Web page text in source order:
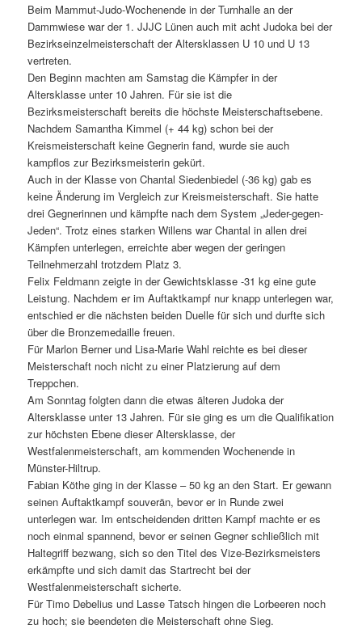
Beim Mammut-Judo-Wochenende in der Turnhalle an der
Dammwiese war der 1. JJJC Lünen auch mit acht Judoka bei der
Bezirkseinzelmeisterschaft der Altersklassen U 10 und U 13
vertreten.
Den Beginn machten am Samstag die Kämpfer in der
Altersklasse unter 10 Jahren. Für sie ist die
Bezirksmeisterschaft bereits die höchste Meisterschaftsebene.
Nachdem Samantha Kimmel (+ 44 kg) schon bei der
Kreismeisterschaft keine Gegnerin fand, wurde sie auch
kampflos zur Bezirksmeisterin gekürt.
Auch in der Klasse von Chantal Siedenbiedel (-36 kg) gab es
keine Änderung im Vergleich zur Kreismeisterschaft. Sie hatte
drei Gegnerinnen und kämpfte nach dem System „Jeder-gegen-
Jeden“. Trotz eines starken Willens war Chantal in allen drei
Kämpfen unterlegen, erreichte aber wegen der geringen
Teilnehmerzahl trotzdem Platz 3.
Felix Feldmann zeigte in der Gewichtsklasse -31 kg eine gute
Leistung. Nachdem er im Auftaktkampf nur knapp unterlegen war,
entschied er die nächsten beiden Duelle für sich und durfte sich
über die Bronzemedaille freuen.
Für Marlon Berner und Lisa-Marie Wahl reichte es bei dieser
Meisterschaft noch nicht zu einer Platzierung auf dem
Treppchen.
Am Sonntag folgten dann die etwas älteren Judoka der
Altersklasse unter 13 Jahren. Für sie ging es um die Qualifikation
zur höchsten Ebene dieser Altersklasse, der
Westfalenmeisterschaft, am kommenden Wochenende in
Münster-Hiltrup.
Fabian Köthe ging in der Klasse – 50 kg an den Start. Er gewann
seinen Auftaktkampf souverän, bevor er in Runde zwei
unterlegen war. Im entscheidenden dritten Kampf machte er es
noch einmal spannend, bevor er seinen Gegner schließlich mit
Haltegriff bezwang, sich so den Titel des Vize-Bezirksmeisters
erkämpfte und sich damit das Startrecht bei der
Westfalenmeisterschaft sicherte.
Für Timo Debelius und Lasse Tatsch hingen die Lorbeeren noch
zu hoch; sie beendeten die Meisterschaft ohne Sieg.